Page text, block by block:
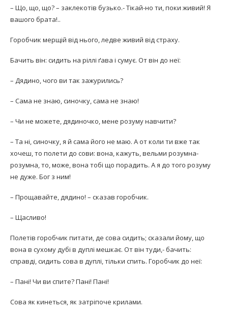
– Що, що, що? – заклекотів бузько.- Тікай-но ти, поки живий! Я
вашого брата!..
Горобчик мерщій від нього, ледве живий від страху.
Бачить він: сидить на ріллі ґава і сумує. От він до неї:
– Дядино, чого ви так зажурились?
– Сама не знаю, синочку, сама не знаю!
– Чи не можете, дядиночко, мене розуму навчити?
– Та ні, синочку, я й сама його не маю. А от коли ти вже так
хочеш, то полети до сови: вона, кажуть, вельми розумна-
розумна, то, може, вона тобі що порадить. А я до того розуму
не дуже. Бог з ним!
– Прощавайте, дядино! – сказав горобчик.
– Щасливо!
Полетів горобчик питати, де сова сидить; сказали йому, що
вона в сухому дубі в дуплі мешкає. От він туди,- бачить:
справді, сидить сова в дуплі, тільки спить. Горобчик до неї:
– Пані! Чи ви спите? Пані! Пані!
Сова як кинеться, як затріпоче крилами.